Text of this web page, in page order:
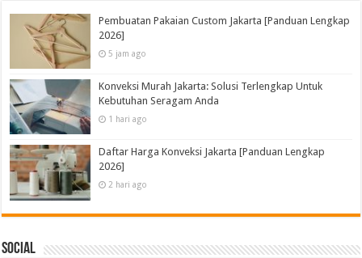
Pembuatan Pakaian Custom Jakarta [Panduan Lengkap
2026]
5 jam ago
Konveksi Murah Jakarta: Solusi Terlengkap Untuk
Kebutuhan Seragam Anda
1 hari ago
Daftar Harga Konveksi Jakarta [Panduan Lengkap
2026]
2 hari ago
Social